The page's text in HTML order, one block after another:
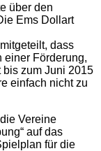
über den
Ems Dollart
dass
Förderung,
bis zum Juni 2015
einfach nicht zu
Vereine
auf das
für die